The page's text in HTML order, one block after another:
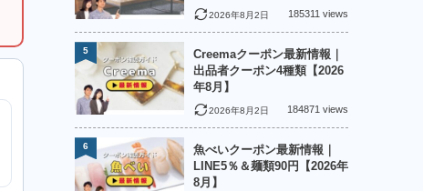
2026年8月2日 185311 views
Creemaクーポン最新情報｜
出品者クーポン4種類【2026
年8月】
2026年8月2日 184871 views
5
魚べいクーポン最新情報｜
LINE5％＆麺類90円【2026年
8月】
6